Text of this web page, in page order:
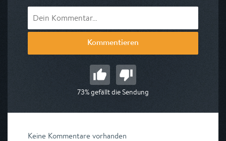
Kommentieren
73% gefällt die Sendung
Keine Kommentare vorhanden